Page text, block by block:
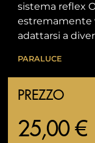
sistema reflex
estremamente
adattarsi a
PARALUCE
PREZZO
25,00 €